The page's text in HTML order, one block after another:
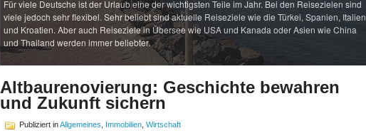
Für viele Deutsche ist der Urlaub eine der wichtigsten Teile im Jahr. Bei den Reisezielen sind
viele jedoch sehr flexibel. Sehr beliebt sind aktuelle Reiseziele wie die Türkei, Spanien, Italien
und Kroatien. Aber auch Reiseziele in Übersee wie USA und Kanada oder Asien wie China
und Thailand werden immer beliebter.
Altbaurenovierung: Geschichte bewahren
und Zukunft sichern
Publiziert inAllgemeines Immobilien Wirtschaft